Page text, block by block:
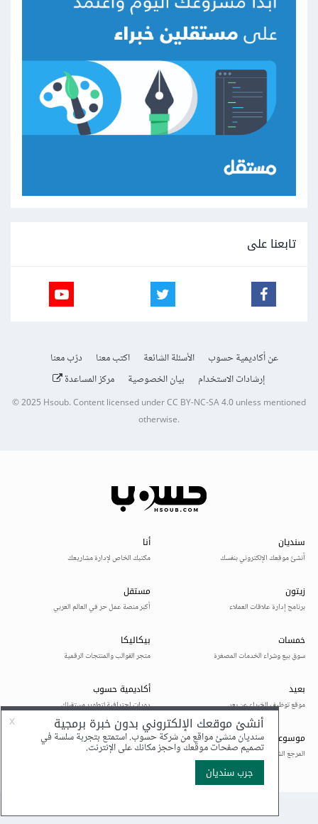
تابعنا على
عن أكاديمية حسوب الأسئلة الشائعة اكتب معنا
درّب معنا
إرشادات الاستخدام
بيان الخصوصية مركز المساعدة
© 2025Hsoub.Content licensed underCC BY-NC-SA 4.0unless mentioned
otherwise.